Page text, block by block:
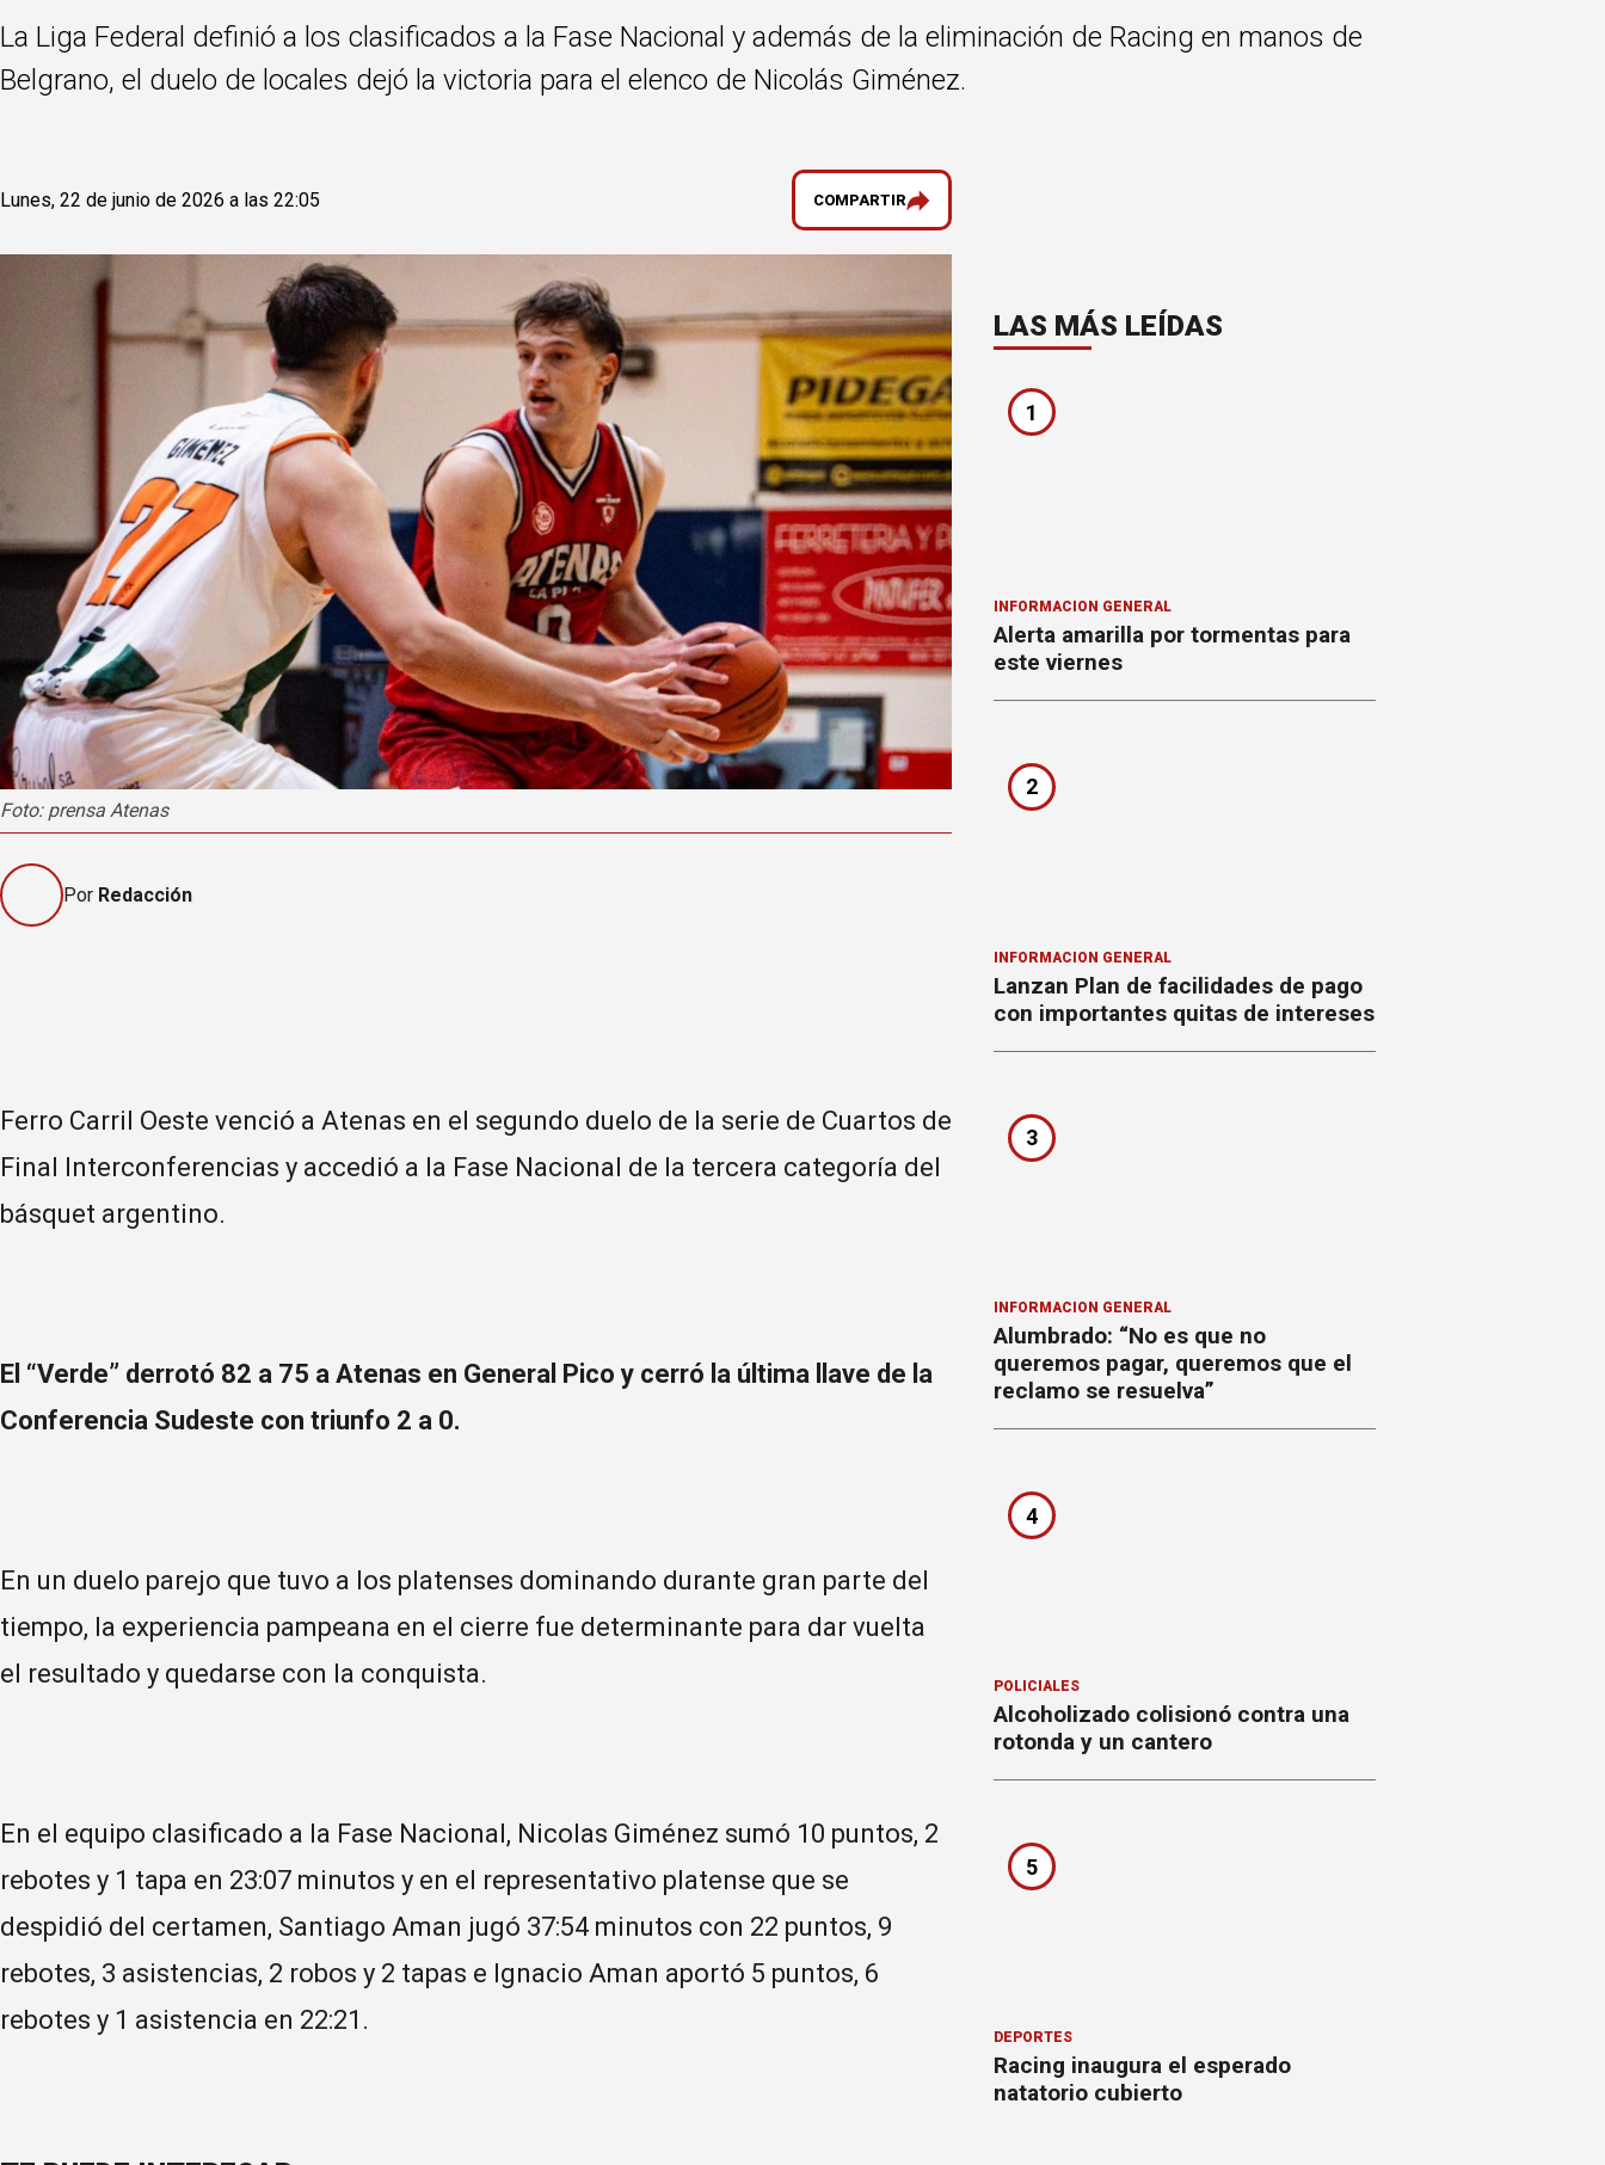
La Liga Federal definió a los clasificados a la Fase Nacional y además de la eliminación de Racing en manos de
Belgrano, el duelo de locales dejó la victoria para el elenco de Nicolás Giménez.
Lunes, 22 de junio de 2026 a las 22:05 COMPARTIR
Foto: prensa Atenas
Por Redacción
Ferro Carril Oeste venció a Atenas en el segundo duelo de la serie de Cuartos de
Final Interconferencias y accedió a la Fase Nacional de la tercera categoría del
básquet argentino.
El “Verde” derrotó 82 a 75 a Atenas en General Pico y cerró la última llave de la
Conferencia Sudeste con triunfo 2 a 0.
En un duelo parejo que tuvo a los platenses dominando durante gran parte del
tiempo, la experiencia pampeana en el cierre fue determinante para dar vuelta
el resultado y quedarse con la conquista.
En el equipo clasificado a la Fase Nacional, Nicolas Giménez sumó 10 puntos, 2
rebotes y 1 tapa en 23:07 minutos y en el representativo platense que se
despidió del certamen, Santiago Aman jugó 37:54 minutos con 22 puntos, 9
rebotes, 3 asistencias, 2 robos y 2 tapas e Ignacio Aman aportó 5 puntos, 6
rebotes y 1 asistencia en 22:21.
LAS MÁS LEÍDAS
1
INFORMACION GENERAL
Alerta amarilla por tormentas para
este viernes
2
INFORMACION GENERAL
Lanzan Plan de facilidades de pago
con importantes quitas de intereses
3
INFORMACION GENERAL
Alumbrado: “No es que no
queremos pagar, queremos que el
reclamo se resuelva”
4
POLICIALES
Alcoholizado colisionó contra una
rotonda y un cantero
5
DEPORTES
Racing inaugura el esperado
natatorio cubierto